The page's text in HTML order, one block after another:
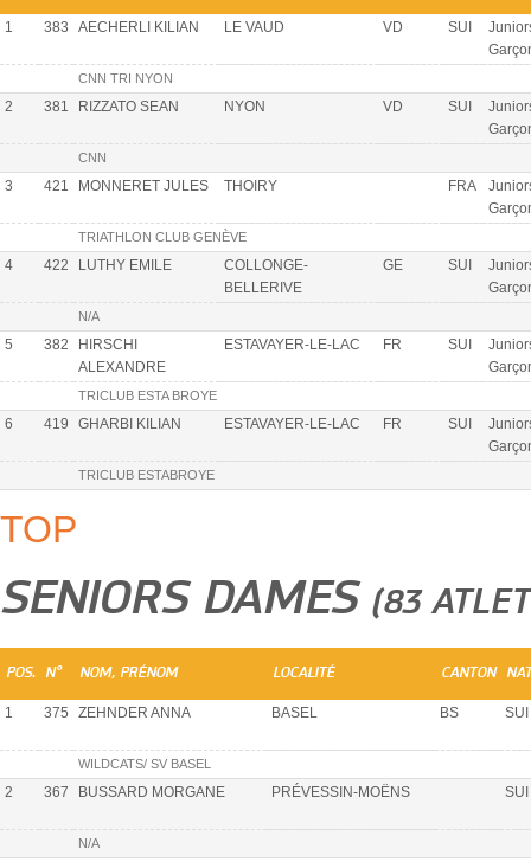
1 383 AECHERLI KILIAN LE VAUD VD SUI
CNN TRI NYON
2 381 RIZZATO SEAN NYON VD SUI
CNN
3 421 MONNERET JULES THOIRY FRA
TRIATHLON CLUB GENÈVE
4 422 LUTHY EMILE
COLLONGE-
BELLERIVE
GE SUI
N/A
5 382
HIRSCHI
ALEXANDRE
ESTAVAYER-LE-LAC FR SUI
TRICLUB ESTA BROYE
6 419 GHARBI KILIAN ESTAVAYER-LE-LAC FR SUI
TRICLUB ESTABROYE
TOP
SENIORS DAMES (83
POS. N° NOM, PRÉNOM LOCALITÉ CANTON
1 375 ZEHNDER ANNA BASEL BS SUI
WILDCATS/ SV BASEL
2 367 BUSSARD MORGANE PRÉVESSIN-MOËNS SUI
N/A